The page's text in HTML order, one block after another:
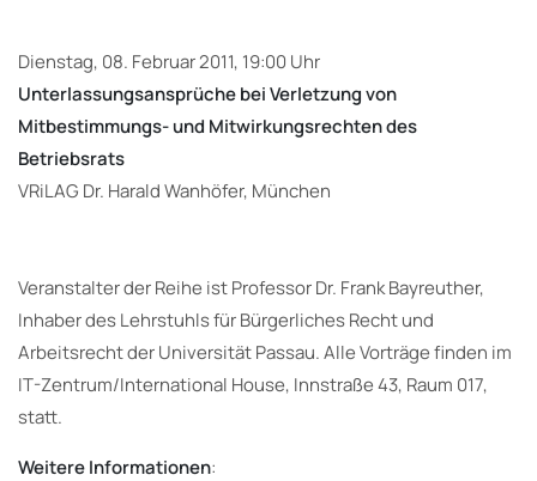
Dienstag, 08. Februar 2011, 19:00 Uhr
Unterlassungsansprüche bei Verletzung von
Mitbestimmungs- und Mitwirkungsrechten des
Betriebsrats
VRiLAG Dr. Harald Wanhöfer, München
Veranstalter der Reihe ist Professor Dr. Frank Bayreuther,
Inhaber des Lehrstuhls für Bürgerliches Recht und
Arbeitsrecht der Universität Passau. Alle Vorträge finden im
IT-Zentrum/International House, Innstraße 43, Raum 017,
statt.
Weitere Informationen: